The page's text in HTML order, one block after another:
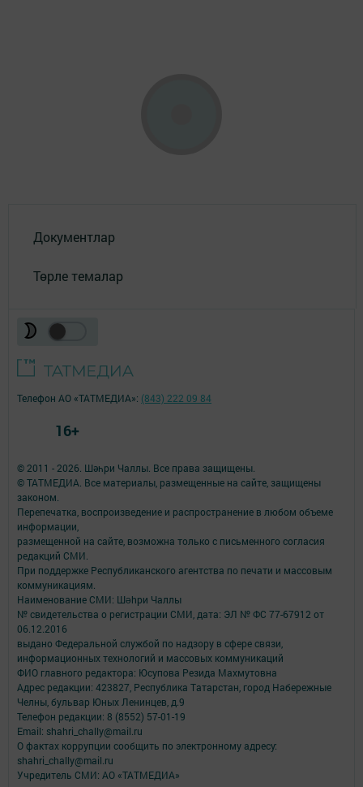
Документлар
Төрле темалар
© 2011 - 2026. Шәһри Чаллы. Все права защищены.
© ТАТМЕДИА. Все материалы, размещенные на сайте, защищены
законом.
Перепечатка, воспроизведение и распространение в любом объеме
информации,
размещенной на сайте, возможна только с письменного согласия
редакций СМИ.
При поддержке Республиканского агентства по печати и массовым
коммуникациям.
Наименование СМИ: Шəhри Чаллы
№ свидетельства о регистрации СМИ, дата: ЭЛ № ФС 77-67912 от
06.12.2016
выдано Федеральной службой по надзору в сфере связи,
информационных технологий и массовых коммуникаций
ФИО главного редактора: Юсупова Резида Махмутовна
Адрес редакции: 423827, Республика Татарстан, город Набережные
Челны, бульвар Юных Ленинцев, д.9
Телефон редакции: 8 (8552) 57-01-19
Email: shahri_chally@mail.ru
О фактах коррупции сообщить по электронному адресу:
shahri_chally@mail.ru
Учредитель СМИ: АО «ТАТМЕДИА»
Телефон АО «ТАТМЕДИА»: (843) 222 09 84
16+